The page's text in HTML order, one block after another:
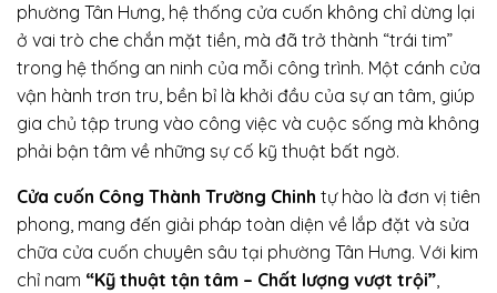
phường Tân Hưng, hệ thống cửa cuốn không chỉ dừng lại
ở vai trò che chắn mặt tiền, mà đã trở thành “trái tim”
trong hệ thống an ninh của mỗi công trình. Một cánh cửa
vận hành trơn tru, bền bỉ là khởi đầu của sự an tâm, giúp
gia chủ tập trung vào công việc và cuộc sống mà không
phải bận tâm về những sự cố kỹ thuật bất ngờ.
Cửa cuốn Công Thành Trường Chinh tự hào là đơn vị tiên
phong, mang đến giải pháp toàn diện về lắp đặt và sửa
chữa cửa cuốn chuyên sâu tại phường Tân Hưng. Với kim
chỉ nam “Kỹ thuật tận tâm – Chất lượng vượt trội”,